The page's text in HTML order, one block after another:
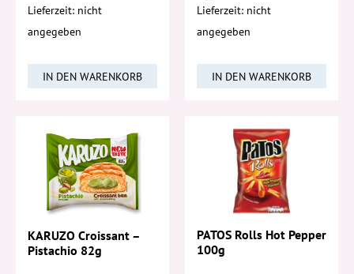
Lieferzeit: nicht
angegeben
IN DEN WARENKORB
Lieferzeit: nicht
angegeben
IN DEN WARENKORB
KARUZO Croissant –
Pistachio 82g
PATOS Rolls Hot Pepper
100g